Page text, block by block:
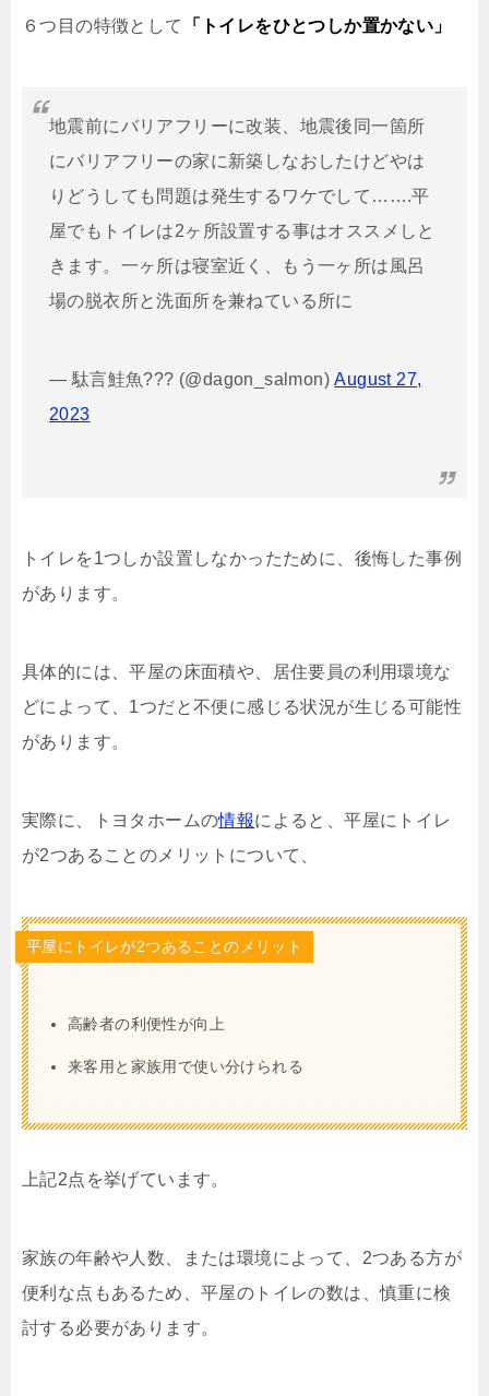
６つ目の特徴として 「トイレをひとつしか置かない」
地震前にバリアフリーに改装、地震後同一箇所
にバリアフリーの家に新築しなおしたけどやは
りどうしても問題は発生するワケでして…….平
屋でもトイレは2ヶ所設置する事はオススメしと
きます。一ヶ所は寝室近く、もう一ヶ所は風呂
場の脱衣所と洗面所を兼ねている所に
— 駄言鮭魚??? (@dagon_salmon)August 27,
2023
トイレを1つしか設置しなかったために、後悔した事例
があります。
具体的には、平屋の床面積や、居住要員の利用環境な
どによって、1つだと不便に感じる状況が生じる可能性
があります。
実際に、トヨタホームの情報によると、平屋にトイレ
が2つあることのメリットについて、
平屋にトイレが2つあることのメリット
高齢者の利便性が向上
来客用と家族用で使い分けられる
上記2点を挙げています。
家族の年齢や人数、または環境によって、2つある方が
便利な点もあるため、平屋のトイレの数は、慎重に検
討する必要があります。